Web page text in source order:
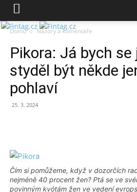
Domů Názory a komentáře
Pikora: Já bych se
styděl být někde
pohlaví
25. 3. 2024
Čím si pomůžeme, když v dozorčích
nejméně 40 procent žen? Ptá se ve
povinným kvótám žen ve vedení